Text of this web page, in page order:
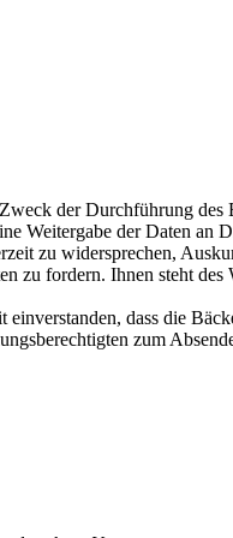
der Durchführung
Weitergabe der Daten an
zu widersprechen,
zu fordern. Ihnen steht
dass die
zum